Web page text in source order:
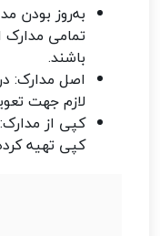
به‌روز بودن
تمامی مدارک
باشند.
اصل مدارک:
لازم جهت
کپی از
کپی تهیه